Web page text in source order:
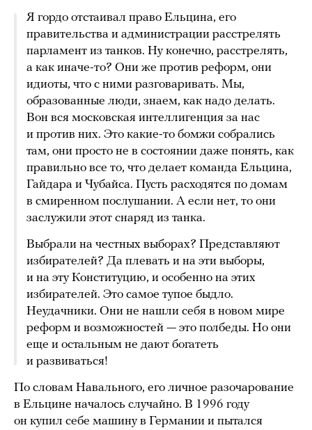
Я гордо отстаивал право Ельцина, его
правительства и администрации расстрелять
парламент из танков. Ну конечно, расстрелять,
а как иначе-то? Они же против реформ, они
идиоты, что с ними разговаривать. Мы,
образованные люди, знаем, как надо делать.
Вон вся московская интеллигенция за нас
и против них. Это какие-то бомжи собрались
там, они просто не в состоянии даже понять, как
правильно все то, что делает команда Ельцина,
Гайдара и Чубайса. Пусть расходятся по домам
в смиренном послушании. А если нет, то они
заслужили этот снаряд из танка.
Выбрали на честных выборах? Представляют
избирателей? Да плевать и на эти выборы,
и на эту Конституцию, и особенно на этих
избирателей. Это самое тупое быдло.
Неудачники. Они не нашли себя в новом мире
реформ и возможностей — это полбеды. Но они
еще и остальным не дают богатеть
и развиваться!
По словам Навального, его личное разочарование
в Ельцине началось случайно. В 1996 году
он купил себе машину в Германии и пытался